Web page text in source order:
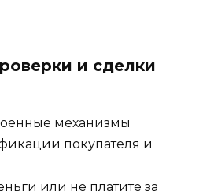
и сделки
механизмы
покупателя и
или не платите за